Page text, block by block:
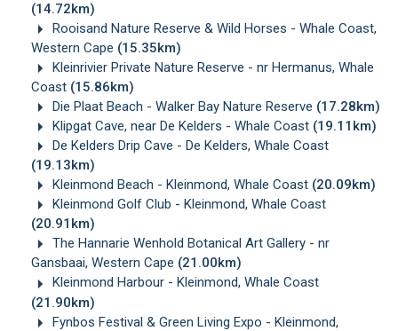
(14.72km)
Rooisand Nature Reserve & Wild Horses - Whale Coast,
Western Cape (15.35km)
Kleinrivier Private Nature Reserve - nr Hermanus, Whale
Coast (15.86km)
Die Plaat Beach - Walker Bay Nature Reserve (17.28km)
Klipgat Cave, near De Kelders - Whale Coast (19.11km)
De Kelders Drip Cave - De Kelders, Whale Coast
(19.13km)
Kleinmond Beach - Kleinmond, Whale Coast (20.09km)
Kleinmond Golf Club - Kleinmond, Whale Coast
(20.91km)
The Hannarie Wenhold Botanical Art Gallery - nr
Gansbaai, Western Cape (21.00km)
Kleinmond Harbour - Kleinmond, Whale Coast
(21.90km)
Fynbos Festival & Green Living Expo - Kleinmond,